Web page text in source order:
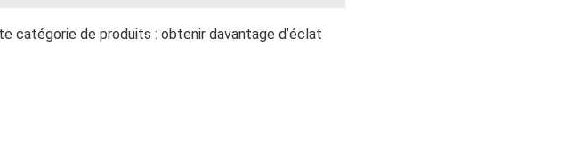
catégorie de produits : obtenir davantage d’éclat